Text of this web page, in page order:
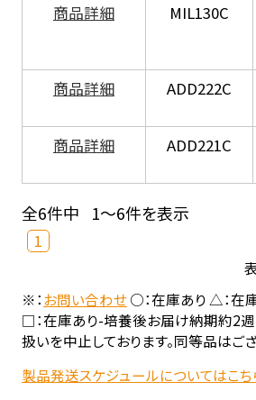
商品詳細
MIL130C
商品詳細
ADD222C
商品詳細
ADD221C
全6件中 1～6件を表示
1
※：お問い合わせ○：在庫あり △：在
□：在庫あり-培養後お届け納期約2週
扱いを中止しております。同等品はご
製品発送スケジュールについてはこち